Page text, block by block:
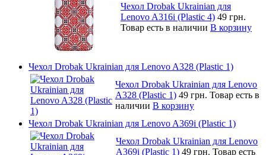
Чехол Drobak Ukrainian для
Lenovo A316i (Plastic 4) 49 грн.
Товар есть в наличии В корзину
Чехол Drobak Ukrainian для Lenovo A328 (Plastic 1)
Чехол Drobak Ukrainian для Lenovo
A328 (Plastic 1) 49 грн. Товар есть в
наличии В корзину
Чехол Drobak Ukrainian для Lenovo A369i (Plastic 1)
Чехол Drobak Ukrainian для Lenovo
A369i (Plastic 1) 49 грн. Товар есть